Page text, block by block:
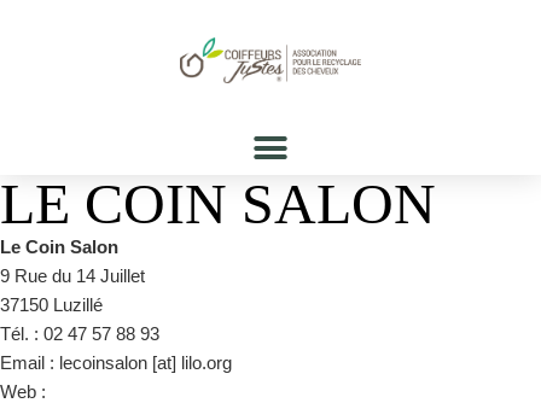
LE COIN SALON
Le Coin Salon
9 Rue du 14 Juillet
37150 Luzillé
Tél. : 02 47 57 88 93
Email : lecoinsalon [at] lilo.org
Web :